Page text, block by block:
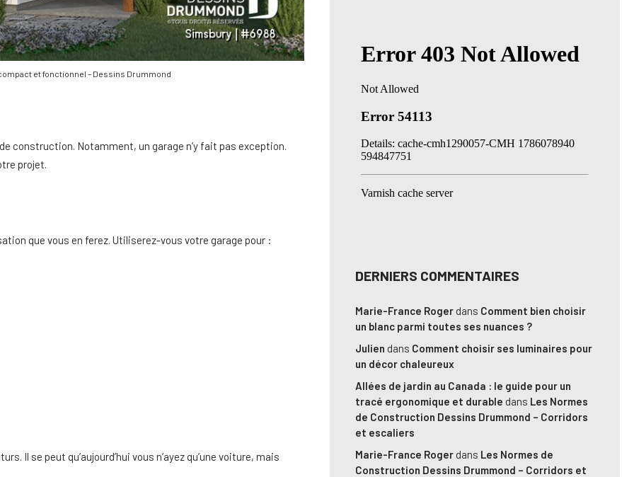
et fonctionnel – Dessins Drummond
construction. Notamment, un garage n’y fait pas exception.
projet.
que vous en ferez. Utiliserez-vous votre garage pour :
Il se peut qu’aujourd’hui vous n’ayez qu’une voiture, mais
DERNIERS COMMENTAIRES
Marie-France Roger dans Comment bien choisir
un blanc parmi toutes ses nuances ?
Julien dans Comment choisir ses luminaires pour
un décor chaleureux
Allées de jardin au Canada : le guide pour un
tracé ergonomique et durable dans Les Normes
de Construction Dessins Drummond – Corridors
et escaliers
Marie-France Roger dans Les Normes de
Construction Dessins Drummond – Corridors et